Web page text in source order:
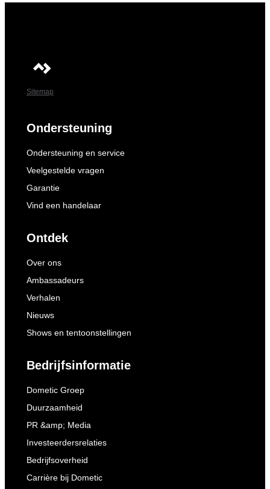
Sitemap
Ondersteuning
Ondersteuning en service
Veelgestelde vragen
Garantie
Vind een handelaar
Ontdek
Over ons
Ambassadeurs
Verhalen
Nieuws
Shows en tentoonstellingen
Bedrijfsinformatie
Dometic Groep
Duurzaamheid
PR &amp; Media
Investeerdersrelaties
Bedrijfsoverheid
Carrière bij Dometic